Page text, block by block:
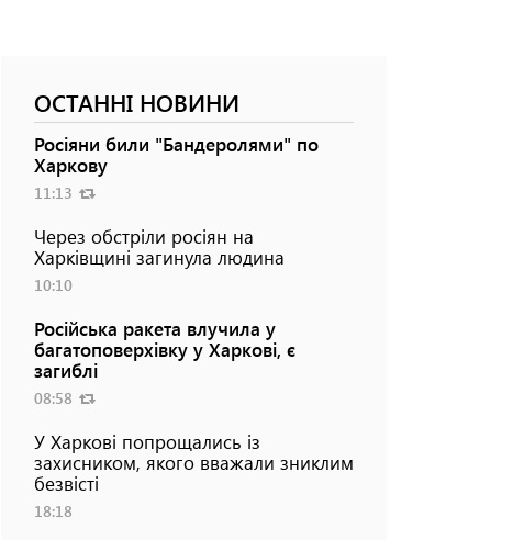
ОСТАННІ НОВИНИ
Росіяни били "Бандеролями" по
Харкову
11:13
Через обстріли росіян на
Харківщині загинула людина
10:10
Російська ракета влучила у
багатоповерхівку у Харкові, є
загиблі
08:58
У Харкові попрощались із
захисником, якого вважали зниклим
безвісті
18:18